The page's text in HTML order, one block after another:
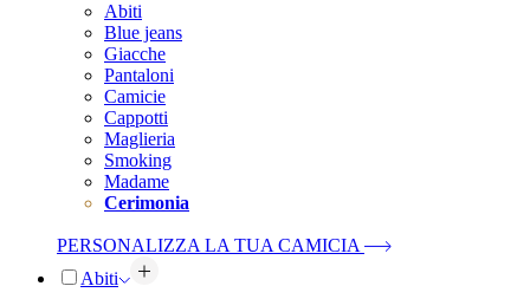
Abiti
Blue jeans
Giacche
Pantaloni
Camicie
Cappotti
Maglieria
Smoking
Madame
Cerimonia
PERSONALIZZA LA TUA CAMICIA
Abiti